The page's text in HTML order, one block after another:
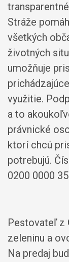
Stráže
všetkých
životných
umožňuje
využitie.
a to
právnické
ktorí chcú
potrebujú.
0200 0000
Pestovateľ z
zeleninu a
Na predaj